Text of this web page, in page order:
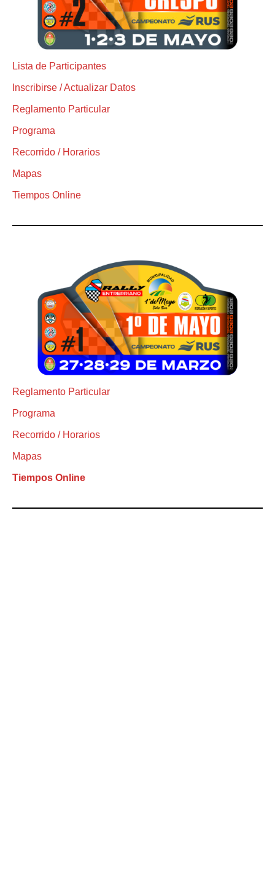
Lista de Participantes
Inscribirse / Actualizar Datos
Reglamento Particular
Programa
Recorrido / Horarios
Mapas
Tiempos Online
Reglamento Particular
Programa
Recorrido / Horarios
Mapas
Tiempos Online